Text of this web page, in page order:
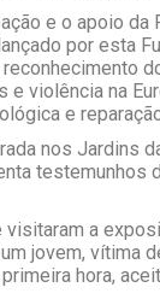
e o apoio da
por esta
reconhecimento
e violência na
e
nos Jardins
testemunhos
a
jovem, vítima
hora,